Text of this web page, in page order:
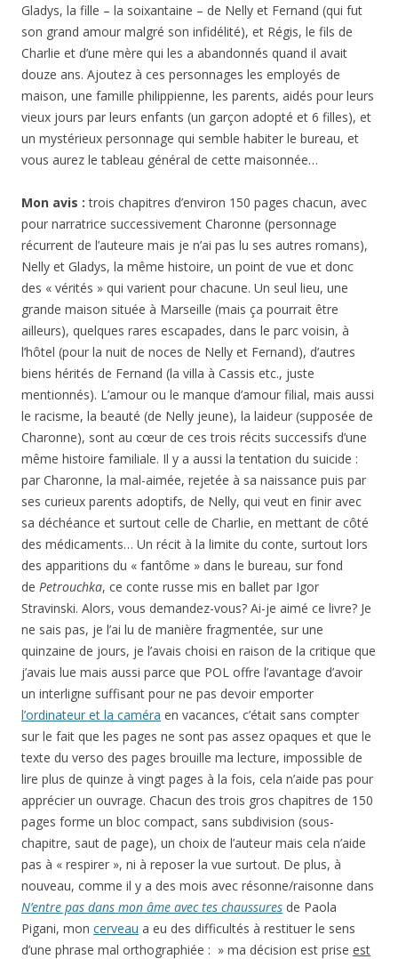
Gladys, la fille – la soixantaine – de Nelly et Fernand (qui fut
son grand amour malgré son infidélité), et Régis, le fils de
Charlie et d’une mère qui les a abandonnés quand il avait
douze ans. Ajoutez à ces personnages les employés de
maison, une famille philippienne, les parents, aidés pour leurs
vieux jours par leurs enfants (un garçon adopté et 6 filles), et
un mystérieux personnage qui semble habiter le bureau, et
vous aurez le tableau général de cette maisonnée…
Mon avis :trois chapitres d’environ 150 pages chacun, avec
pour narratrice successivement Charonne (personnage
récurrent de l’auteure mais je n’ai pas lu ses autres romans),
Nelly et Gladys, la même histoire, un point de vue et donc
des « vérités » qui varient pour chacune. Un seul lieu, une
grande maison située à Marseille (mais ça pourrait être
ailleurs), quelques rares escapades, dans le parc voisin, à
l’hôtel (pour la nuit de noces de Nelly et Fernand), d’autres
biens hérités de Fernand (la villa à Cassis etc., juste
mentionnés). L’amour ou le manque d’amour filial, mais aussi
le racisme, la beauté (de Nelly jeune), la laideur (supposée de
Charonne), sont au cœur de ces trois récits successifs d’une
même histoire familiale. Il y a aussi la tentation du suicide :
par Charonne, la mal-aimée, rejetée à sa naissance puis par
ses curieux parents adoptifs, de Nelly, qui veut en finir avec
sa déchéance et surtout celle de Charlie, en mettant de côté
des médicaments… Un récit à la limite du conte, surtout lors
des apparitions du « fantôme » dans le bureau, sur fond
de Petrouchka, ce conte russe mis en ballet par Igor
Stravinski. Alors, vous demandez-vous? Ai-je aimé ce livre? Je
ne sais pas, je l’ai lu de manière fragmentée, sur une
quinzaine de jours, je l’avais choisi en raison de la critique que
j’avais lue mais aussi parce que POL offre l’avantage d’avoir
un interligne suffisant pour ne pas devoir emporter
l’ordinateur et la caméra en vacances, c’était sans compter
sur le fait que les pages ne sont pas assez opaques et que le
texte du verso des pages brouille ma lecture, impossible de
lire plus de quinze à vingt pages à la fois, cela n’aide pas pour
apprécier un ouvrage. Chacun des trois gros chapitres de 150
pages forme un bloc compact, sans subdivision (sous-
chapitre, saut de page), un choix de l’auteur mais cela n’aide
pas à « respirer », ni à reposer la vue surtout. De plus, à
nouveau, comme il y a des mois avec résonne/raisonne dans
N’entre pas dans mon âme avec tes chaussures de Paola
Pigani, mon cerveau a eu des difficultés à restituer le sens
d’une phrase mal orthographiée : » ma décision est prise est